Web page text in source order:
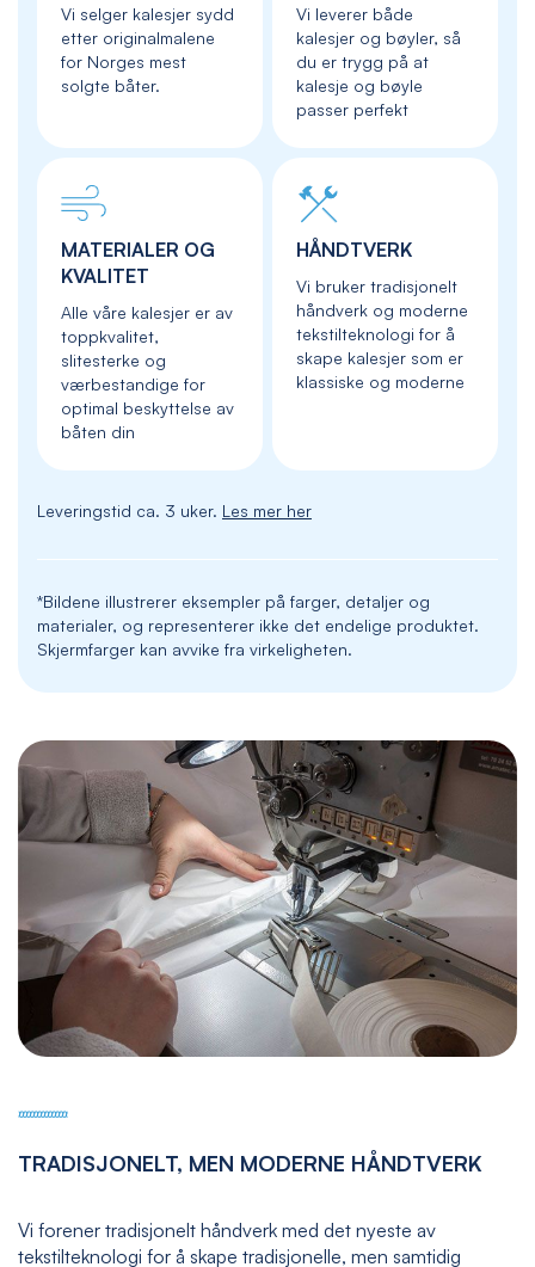
Vi selger kalesjer sydd
etter originalmalene
for Norges mest
solgte båter.
Vi leverer både
kalesjer og bøyler, så
du er trygg på at
kalesje og bøyle
passer perfekt
MATERIALER OG
KVALITET
Alle våre kalesjer er av
toppkvalitet,
slitesterke og
værbestandige for
optimal beskyttelse av
båten din
HÅNDTVERK
Vi bruker tradisjonelt
håndverk og moderne
tekstilteknologi for å
skape kalesjer som er
klassiske og moderne
Leveringstid ca. 3 uker. Les mer her
*Bildene illustrerer eksempler på farger, detaljer og
materialer, og representerer ikke det endelige produktet.
Skjermfarger kan avvike fra virkeligheten.
TRADISJONELT, MEN MODERNE HÅNDTVERK
Vi forener tradisjonelt håndverk med det nyeste av
tekstilteknologi for å skape tradisjonelle, men samtidig